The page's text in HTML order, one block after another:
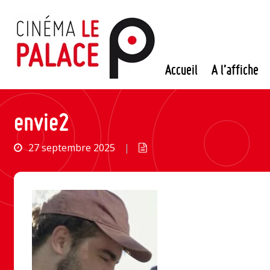
contenu
Accueil A l’affiche
envie2
27 septembre 2025 |